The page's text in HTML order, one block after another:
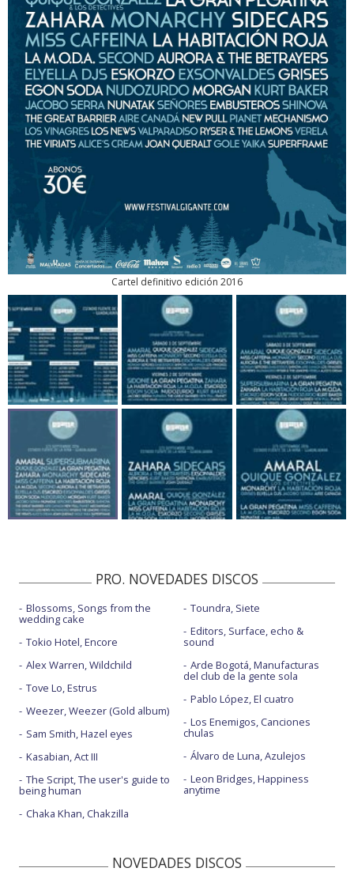
Cartel definitivo edición 2016
PRO. NOVEDADES DISCOS
Blossoms, Songs from the
wedding cake
Tokio Hotel, Encore
Alex Warren, Wildchild
Tove Lo, Estrus
Weezer, Weezer (Gold album)
Sam Smith, Hazel eyes
Kasabian, Act III
The Script, The user's guide to
being human
Chaka Khan, Chakzilla
Toundra, Siete
Editors, Surface, echo &
sound
Arde Bogotá, Manufacturas
del club de la gente sola
Pablo López, El cuatro
Los Enemigos, Canciones
chulas
Álvaro de Luna, Azulejos
Leon Bridges, Happiness
anytime
NOVEDADES DISCOS